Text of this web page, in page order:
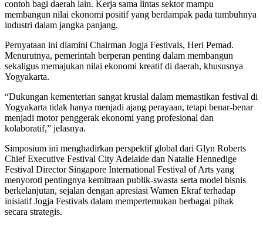
contoh bagi daerah lain. Kerja sama lintas sektor mampu
membangun nilai ekonomi positif yang berdampak pada tumbuhnya
industri dalam jangka panjang.
Pernyataan ini diamini Chairman Jogja Festivals, Heri Pemad.
Menurutnya, pemerintah berperan penting dalam membangun
sekaligus memajukan nilai ekonomi kreatif di daerah, khususnya
Yogyakarta.
“Dukungan kementerian sangat krusial dalam memastikan festival di
Yogyakarta tidak hanya menjadi ajang perayaan, tetapi benar-benar
menjadi motor penggerak ekonomi yang profesional dan
kolaboratif,” jelasnya.
Simposium ini menghadirkan perspektif global dari Glyn Roberts
Chief Executive Festival City Adelaide dan Natalie Hennedige
Festival Director Singapore International Festival of Arts yang
menyoroti pentingnya kemitraan publik-swasta serta model bisnis
berkelanjutan, sejalan dengan apresiasi Wamen Ekraf terhadap
inisiatif Jogja Festivals dalam mempertemukan berbagai pihak
secara strategis.